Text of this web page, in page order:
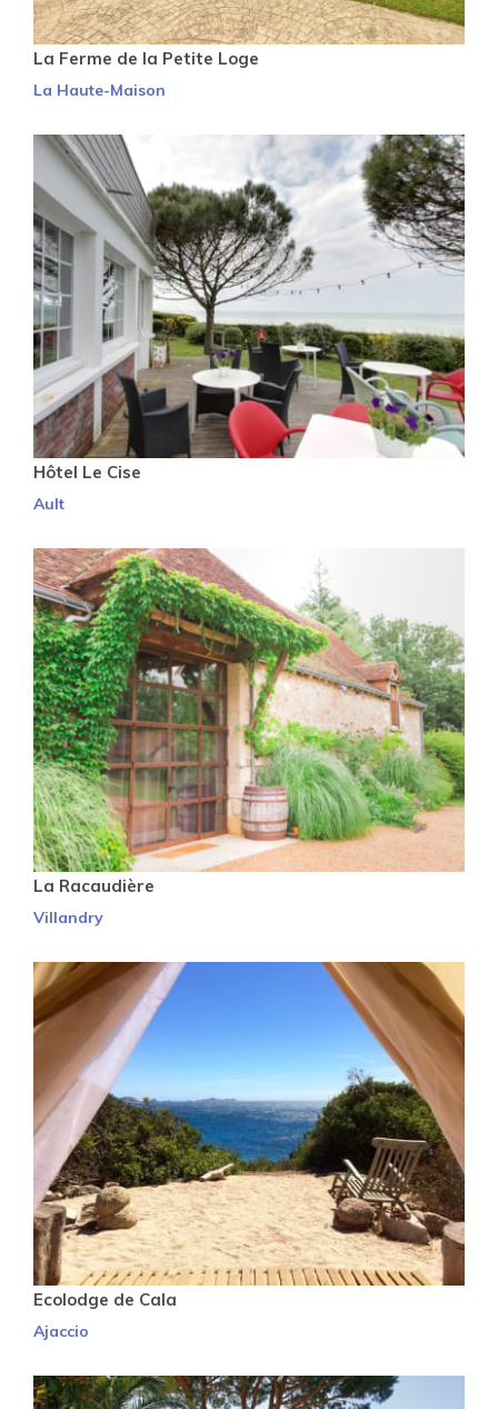
La Ferme de la Petite Loge
La Haute-Maison
Hôtel Le Cise
Ault
La Racaudière
Villandry
Ecolodge de Cala
Ajaccio